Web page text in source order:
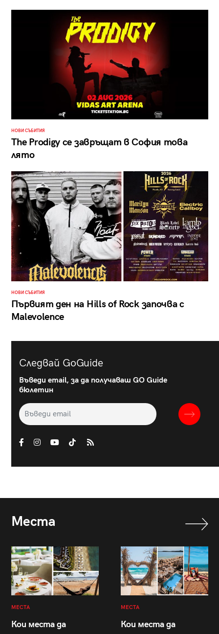
НОВИ СЪБИТИЯ
The Prodigy се завръщат в София това
лято
НОВИ СЪБИТИЯ
Първият ден на Hills of Rock започва с
Malevolence
Следвай GoGuide
Въведи email, за да получаваш GO Guide
бюлетин
Места
МЕСТА
Кои места да
МЕСТА
Кои места да